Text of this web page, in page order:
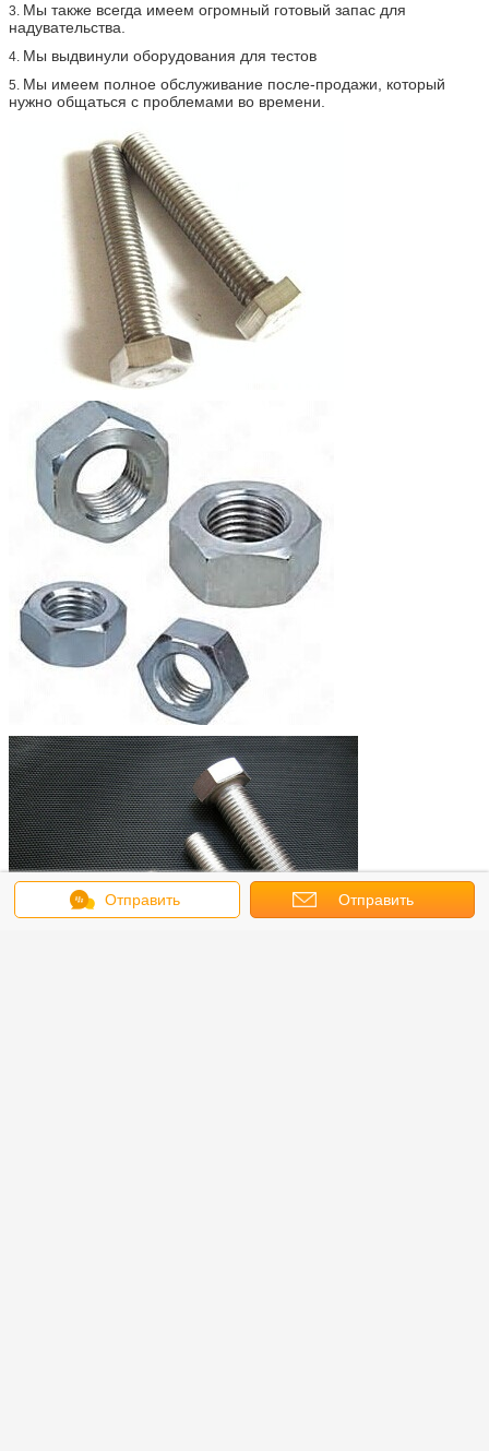
3. Мы также всегда имеем огромный готовый запас для
надувательства.
4. Мы выдвинули оборудования для тестов
5. Мы имеем полное обслуживание после-продажи, который
нужно общаться с проблемами во времени.
Отправить Отправить